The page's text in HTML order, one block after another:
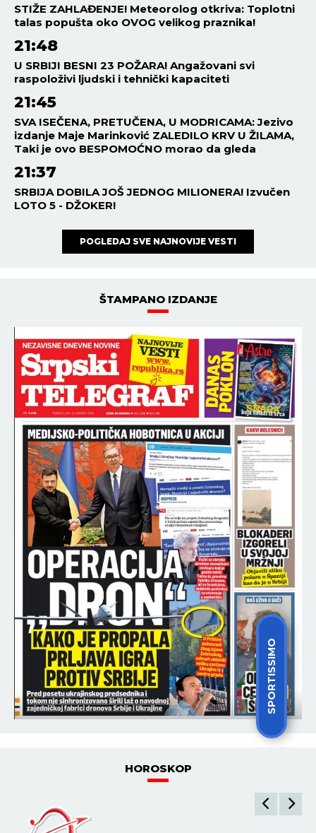
SPORTISSIMO
STIŽE ZAHLAĐENJE! Meteorolog otkriva: Toplotni
talas popušta oko OVOG velikog praznika!
21:48
U SRBIJI BESNI 23 POŽARA! Angažovani svi
raspoloživi ljudski i tehnički kapaciteti
21:45
SVA ISEČENA, PRETUČENA, U MODRICAMA: Jezivo
izdanje Maje Marinković ZALEDILO KRV U ŽILAMA,
Taki je ovo BESPOMOĆNO morao da gleda
21:37
SRBIJA DOBILA JOŠ JEDNOG MILIONERA! Izvučen
LOTO 5 - DŽOKER!
POGLEDAJ SVE NAJNOVIJE VESTI
ŠTAMPANO IZDANJE
HOROSKOP